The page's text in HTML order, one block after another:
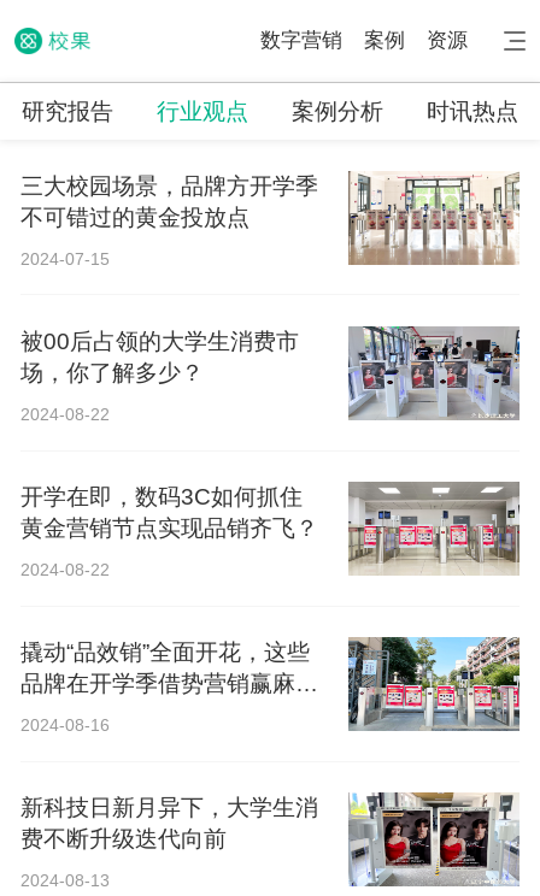
数字营销 案例 资源
研究报告 行业观点 案例分析 时讯热点
三大校园场景，品牌方开学季
不可错过的黄金投放点
2024-07-15
被00后占领的大学生消费市
场，你了解多少？
2024-08-22
开学在即，数码3C如何抓住
黄金营销节点实现品销齐飞？
2024-08-22
撬动“品效销”全面开花，这些
品牌在开学季借势营销赢麻
了！
2024-08-16
新科技日新月异下，大学生消
费不断升级迭代向前
2024-08-13